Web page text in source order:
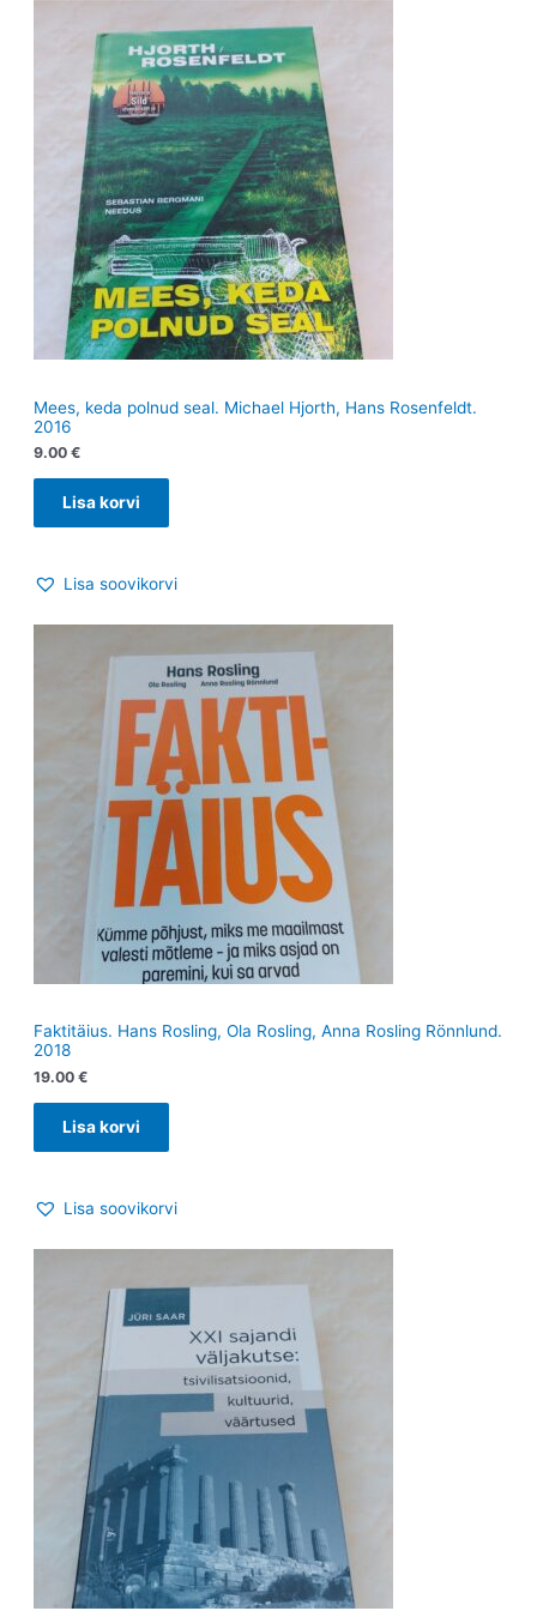
Mees, keda polnud seal. Michael Hjorth, Hans Rosenfeldt.
2016
9.00 €
Lisa korvi
Lisa soovikorvi
Faktitäius. Hans Rosling, Ola Rosling, Anna Rosling Rönnlund.
2018
19.00 €
Lisa korvi
Lisa soovikorvi